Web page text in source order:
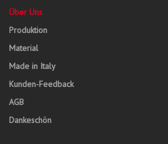
Über Uns
Produktion
Material
Made in Italy
Kunden-Feedback
AGB
Dankeschön